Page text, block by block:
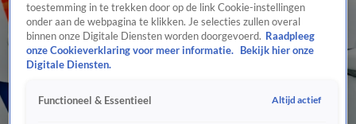
toestemming in te trekken door op de link Cookie-instellingen
onder aan de webpagina te klikken. Je selecties zullen overal
binnen onze Digitale Diensten worden doorgevoerd. Raadpleeg
onze Cookieverklaring voor meer informatie.
Bekijk hier onze
Digitale Diensten.
Functioneel & Essentieel Altijd actief